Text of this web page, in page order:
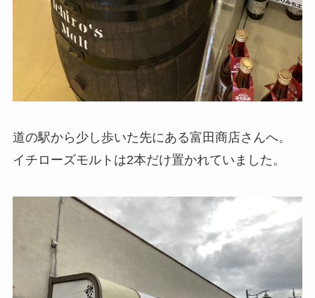
道の駅から少し歩いた先にある富田商店さんへ。
イチローズモルトは2本だけ置かれていました。